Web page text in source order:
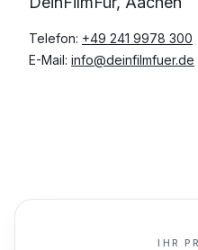
Telefon: +49 241 9978 300
E-Mail: info@deinfilmfuer.de
IHR